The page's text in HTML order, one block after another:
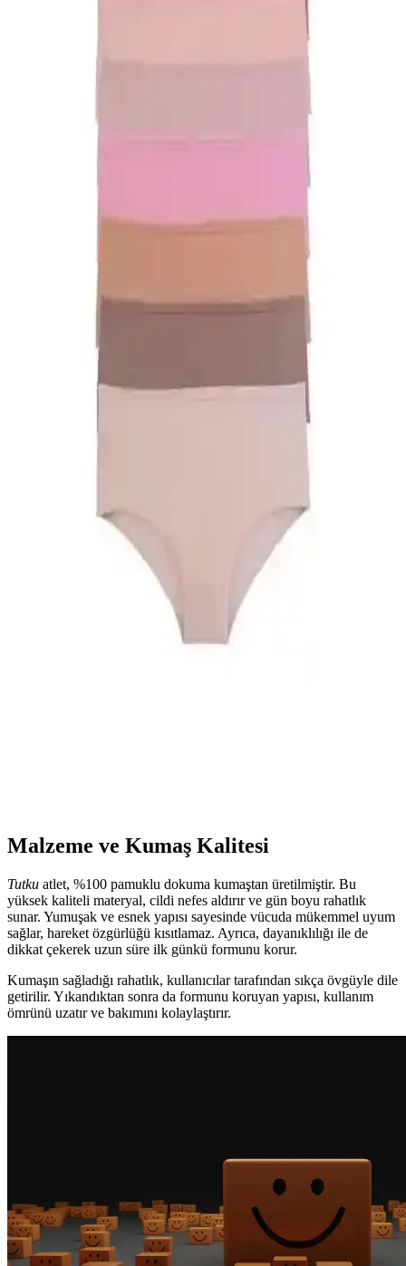
DeFacto Kadın Çorapları Karşılaştırması:
Kaydırmaz Pilates ve Görünmez Babet Modelleri
İki farklı DeFacto kadın çorap modelinin malzeme, konfor,
parçalar arasında küçük siyah elbise, iyi kesim blazer ve takım
elbiseler öne çıkar. Kişisel tercihler ve yaşam tarzı seçimlerde
ELF PRIVE Premium Düz Pamuk Penye Şal
Turkuaz Renk ile Şıklık ve Konfor Bir Arada
Yüksek kaliteli pamuk yapısı ve canlı turkuaz rengiyle ELF PRIVE
şal, şıklık ve rahatlığı bir arada sunar. Hafif ve kolay şekil alabilen
Nanak Yeşil Likralı Kaymayan Bone: Rahat ve
Nanak Yeşil Likralı Kaymayan Bone, esnek yapısı ve geniş silikon
bantlarıyla güvenli ve rahat kullanım sağlar. Günlük şıklık ve
pratiklik sunar, uzun süre sabit kalır ve estetik görünüm sağlar.
Rengamoda Kadın Pileli Etekli Kuşaklı Krep
Kumaş Elbise Günlük ve Şık Kullanım İçin
Rengamoda'nın krep kumaş ile tasarladığı, pileli ve kuşak detaylı
kadın elbisesi, hafifliği ve şıklığıyla günlük kullanım için ideal,
Malzeme ve Kumaş Kalitesi
Tutku atlet, %100 pamuklu dokuma kumaştan üretilmiştir. Bu
yüksek kaliteli materyal, cildi nefes aldırır ve gün boyu rahatlık
sunar. Yumuşak ve esnek yapısı sayesinde vücuda mükemmel uyum
sağlar, hareket özgürlüğü kısıtlamaz. Ayrıca, dayanıklılığı ile de
dikkat çekerek uzun süre ilk günkü formunu korur.
Kumaşın sağladığı rahatlık, kullanıcılar tarafından sıkça övgüyle dile
getirilir. Yıkandıktan sonra da formunu koruyan yapısı, kullanım
ömrünü uzatır ve bakımını kolaylaştırır.